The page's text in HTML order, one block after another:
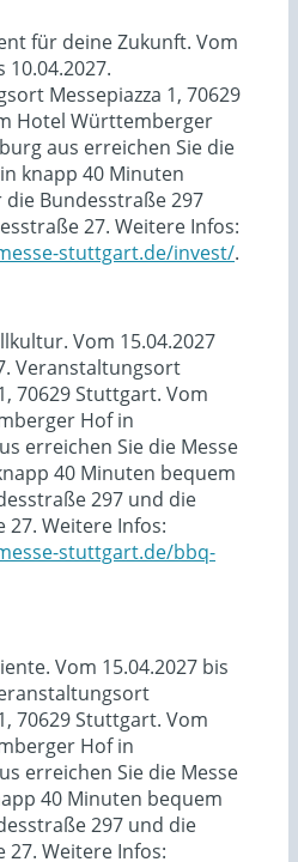
für deine Zukunft. Vom
10.04.2027.
Messepiazza 1, 70629
Hotel Württemberger
aus erreichen Sie die
in knapp 40 Minuten
Bundesstraße 297
27. Weitere Infos:
stuttgart.de/invest/.
Vom 15.04.2027
Veranstaltungsort
70629 Stuttgart. Vom
Hof in
erreichen Sie die Messe
40 Minuten bequem
297 und die
27. Weitere Infos:
stuttgart.de/bbq-
Vom 15.04.2027 bis
70629 Stuttgart. Vom
Hof in
erreichen Sie die Messe
40 Minuten bequem
297 und die
27. Weitere Infos: